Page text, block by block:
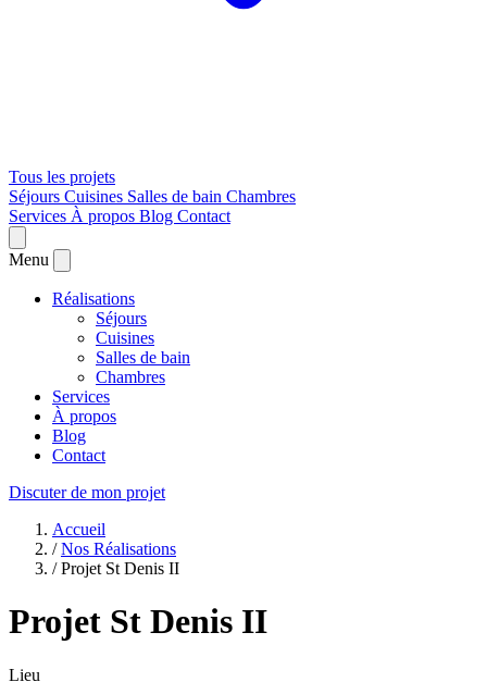
Tous les projets
Séjours Cuisines Salles de bain Chambres
Services À propos Blog Contact
Menu
Réalisations
Séjours
Cuisines
Salles de bain
Chambres
Services
À propos
Blog
Contact
Discuter de mon projet
Accueil
/ Nos Réalisations
/ Projet St Denis II
Projet St Denis II
Lieu